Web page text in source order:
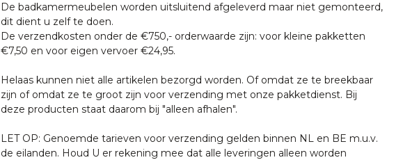
De badkamermeubelen worden uitsluitend afgeleverd maar niet gemonteerd,
dit dient u zelf te doen.
De verzendkosten onder de €750,- orderwaarde zijn: voor kleine pakketten
€7,50 en voor eigen vervoer €24,95.
Helaas kunnen niet alle artikelen bezorgd worden. Of omdat ze te breekbaar
zijn of omdat ze te groot zijn voor verzending met onze pakketdienst. Bij
deze producten staat daarom bij "alleen afhalen".
LET OP: Genoemde tarieven voor verzending gelden binnen NL en BE m.u.v.
de eilanden. Houd U er rekening mee dat alle leveringen alleen worden